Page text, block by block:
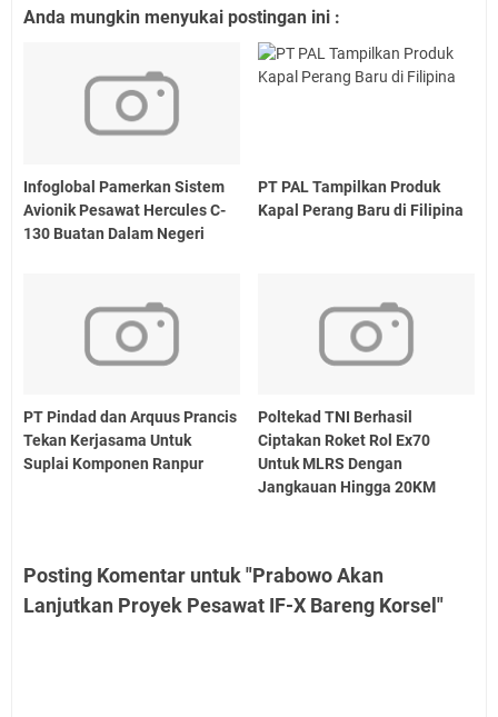
Anda mungkin menyukai postingan ini :
Infoglobal Pamerkan Sistem
Avionik Pesawat Hercules C-
130 Buatan Dalam Negeri
PT PAL Tampilkan Produk
Kapal Perang Baru di Filipina
PT Pindad dan Arquus Prancis
Tekan Kerjasama Untuk
Suplai Komponen Ranpur
Poltekad TNI Berhasil
Ciptakan Roket Rol Ex70
Untuk MLRS Dengan
Jangkauan Hingga 20KM
Posting Komentar untuk "Prabowo Akan
Lanjutkan Proyek Pesawat IF-X Bareng Korsel"